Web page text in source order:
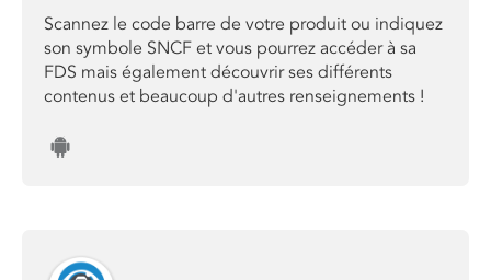
Scannez le code barre de votre produit ou indiquez
son symbole SNCF et vous pourrez accéder à sa
FDS mais également découvrir ses différents
contenus et beaucoup d'autres renseignements !